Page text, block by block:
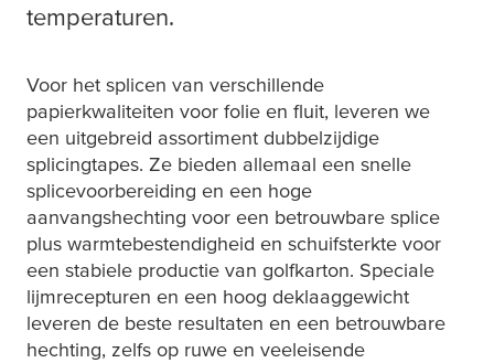
temperaturen.
Voor het splicen van verschillende
papierkwaliteiten voor folie en fluit, leveren we
een uitgebreid assortiment dubbelzijdige
splicingtapes. Ze bieden allemaal een snelle
splicevoorbereiding en een hoge
aanvangshechting voor een betrouwbare splice
plus warmtebestendigheid en schuifsterkte voor
een stabiele productie van golfkarton. Speciale
lijmrecepturen en een hoog deklaaggewicht
leveren de beste resultaten en een betrouwbare
hechting, zelfs op ruwe en veeleisende